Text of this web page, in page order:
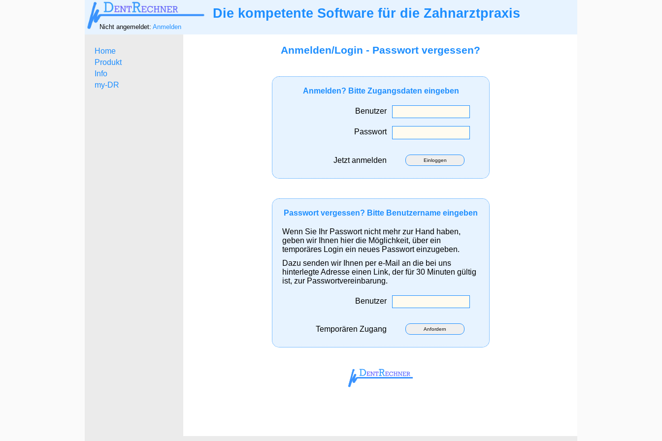
Die kompetente Software für die Zahnarztpraxis
Nicht angemeldet: Anmelden
Home
Produkt
Info
my-DR
Anmelden/Login - Passwort vergessen?
Anmelden? Bitte Zugangsdaten eingeben
Benutzer
Passwort
Jetzt anmelden Einloggen
Passwort vergessen? Bitte Benutzername eingeben
Wenn Sie Ihr Passwort nicht mehr zur Hand haben,
geben wir Ihnen hier die Möglichkeit, über ein
temporäres Login ein neues Passwort einzugeben.
Dazu senden wir Ihnen per e-Mail an die bei uns
hinterlegte Adresse einen Link, der für 30 Minuten gültig
ist, zur Passwortvereinbarung.
Benutzer
Temporären Zugang Anfordern